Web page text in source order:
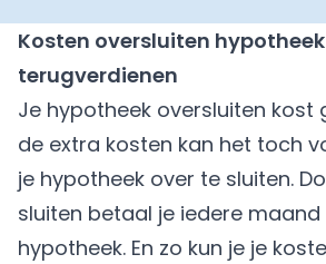
Kosten oversluiten hypotheek
terugverdienen
Je hypotheek oversluiten kost
de extra kosten kan het toch
je hypotheek over te sluiten.
sluiten betaal je iedere
hypotheek. En zo kun je je